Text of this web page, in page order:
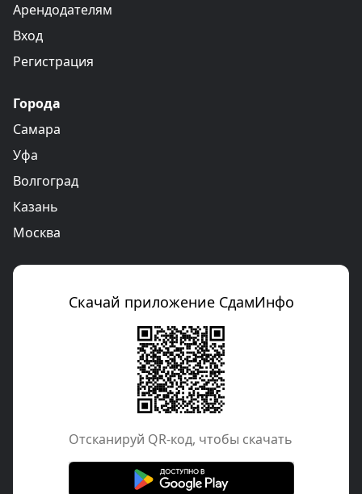
Арендодателям
Вход
Регистрация
Города
Самара
Уфа
Волгоград
Казань
Москва
Скачай приложение СдамИнфо
Отcканируй QR-код, чтобы скачать